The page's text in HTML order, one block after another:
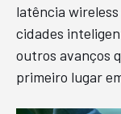
latência
cidades
outros avanços
primeiro lugar